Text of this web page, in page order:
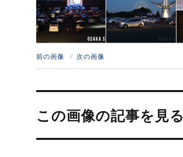
前の画像 次の画像
投
ナ
ビ
ー
この画像の記事を見る